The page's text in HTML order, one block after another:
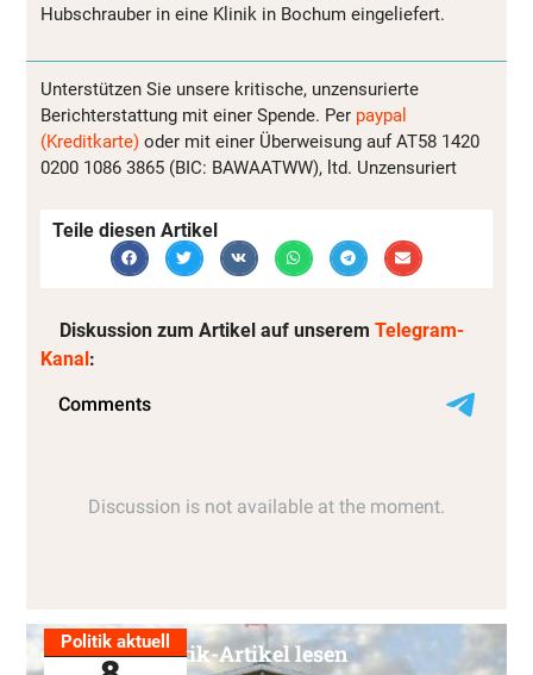
Hubschrauber in eine Klinik in Bochum eingeliefert.
Unterstützen Sie unsere kritische, unzensurierte
Berichterstattung mit einer Spende. Per paypal
(Kreditkarte) oder mit einer Überweisung auf AT58 1420
0200 1086 3865 (BIC: BAWAATWW), ltd. Unzensuriert
Teile diesen Artikel
Diskussion zum Artikel auf unserem Telegram-
Kanal:
Politik aktuell
Alle Politik-Artikel lesen